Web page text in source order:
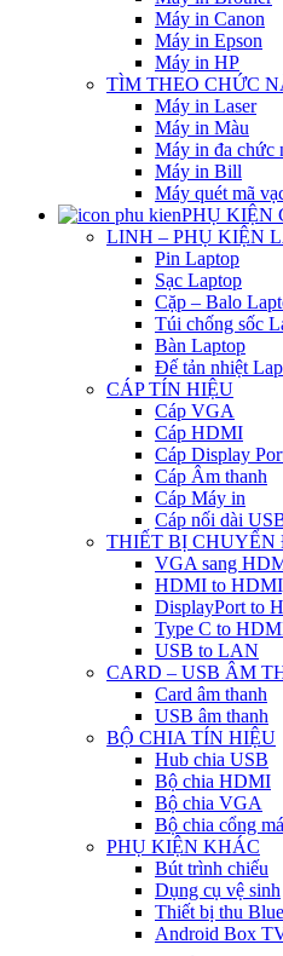
Máy in Canon
Máy in Epson
Máy in HP
TÌM THEO CHỨC
Máy in Laser
Máy in Màu
Máy in đa chức
Máy in Bill
Máy quét mã
PHỤ KIỆN
LINH – PHỤ KIỆN
Pin Laptop
Sạc Laptop
Cặp – Balo
Túi chống sốc
Bàn Laptop
Đế tản nhiệt
CÁP TÍN HIỆU
Cáp VGA
Cáp HDMI
Cáp Display
Cáp Âm thanh
Cáp Máy in
Cáp nối dài
THIẾT BỊ CHUYỂN
VGA sang
HDMI to
DisplayPort to
Type C to
USB to LAN
CARD – USB ÂM
Card âm thanh
USB âm thanh
BỘ CHIA TÍN HIỆU
Hub chia USB
Bộ chia HDMI
Bộ chia VGA
Bộ chia cổng
PHỤ KIỆN KHÁC
Bút trình chiếu
Dụng cụ vệ sinh
Thiết bị thu
Android Box